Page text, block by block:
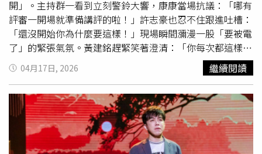
別拍照，對於鏡頭十分敏感。NONO出事後，屢次被傳與朱
海君離婚。（圖／翻攝自朱海君臉書）自從NONO的醜聞爆
發後，屢次被傳與朱海君離婚，不過朱海君至今都未接受訪
問，因此兩人的婚姻狀況處於未知狀態。兩人的好友康康先
前受訪，被問到朱海君多次參與他主持的《
綜藝一級棒》錄
影，期間是否曾見到NONO？康康表示並未碰面，但仍透過
朱海君轉達關心之意，「請她幫忙跟老公問好，畢竟大家都
是老朋友，而且現在真相如何我們也不知道。」沈文程同樣
被問到NONO與朱海君的婚姻關係，也說自己並不清楚，多
半也是透過媒體報導得知。他以自身擁有兩段婚姻經驗為
例，認為現代社會感情分合屬常態，即便關係改變，仍可彼
開」。主持群一看到立刻警鈴大響，康康當場抗議：「哪有
評審一開場就準備講評的啦！」許志豪也忍不住跟進吐槽：
「還沒開始你為什麼要這樣！」現場瞬間瀰漫一股「要被電
了」的緊張氣氛。黃建銘趕緊笑著澄清：「你每次都這樣把
我名聲講壞，我現在已經不毒舌了啦！」黃建銘也從「嚴師
模式」切換為「教學模式」，強調自己此行的重點其實是分
唱技巧，畢竟你們本來就已經很厲害了。」一番話讓原本緊
繃的氣氛瞬間鬆開，也讓整集節目多了幾分「高含金量歌唱
教室」的味道。這集節目祭出「華語民歌金曲」單元，氣氛
瞬間拉回大學城的民歌年代，翁鈺鈞帶來〈你那好冷的小
04月17日, 2026 繼續閱讀